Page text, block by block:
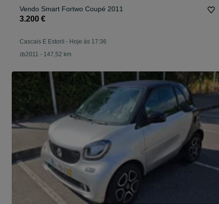
Vendo Smart Fortwo Coupé 2011
3.200 €
Cascais E Estoril - Hoje às 17:36
2011 - 147,52 km